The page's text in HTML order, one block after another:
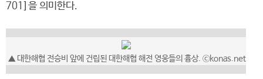
701]을 의미한다.
▲ 대한해협 전승비 앞에 건립된 대한해협 해전 영웅들의 흉상. ⓒkonas.net